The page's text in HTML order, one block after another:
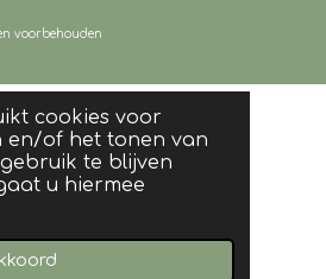
cookies voor
en/of het tonen van
te blijven
u hiermee
voorbehouden